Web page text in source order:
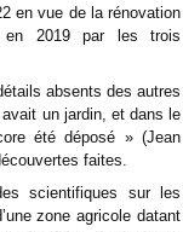
en vue de la rénovation
2019 par les trois
absents des autres
un jardin, et dans le
été déposé » (Jean
faites.
scientifiques sur les
zone agricole datant